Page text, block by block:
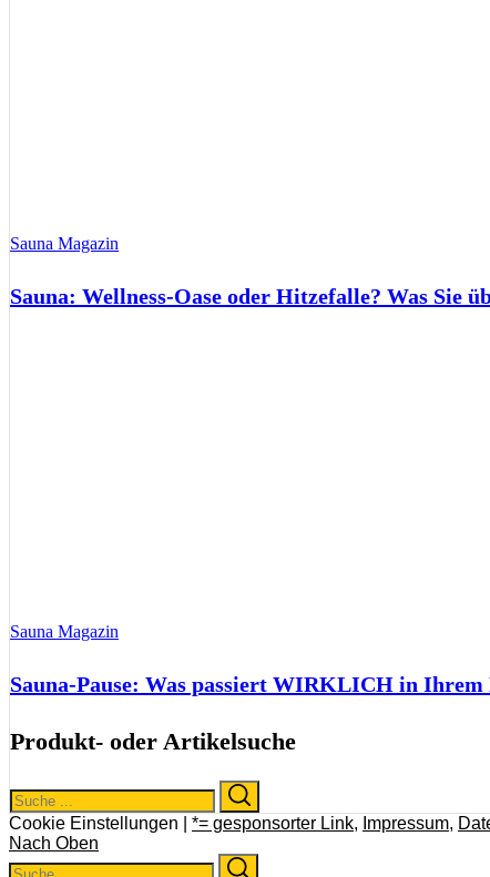
Sauna Magazin
Sauna: Wellness-Oase oder Hitzefalle? Was Sie
Sauna Magazin
Sauna-Pause: Was passiert WIRKLICH in
Produkt- oder Artikelsuche
Search
for:
Cookie Einstellungen | *= gesponsorter Link, Impressum,
Nach Oben
Search